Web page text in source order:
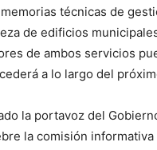
técnicas de
de edificios
de ambos servicios
a lo largo del
la portavoz del
la comisión